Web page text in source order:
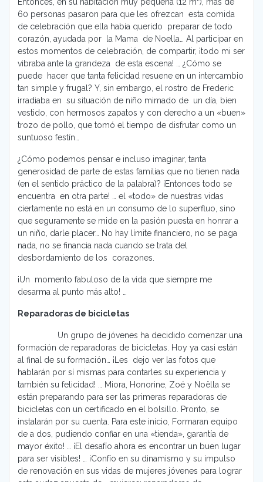
Entonces, en su habitación muy pequeña (12 m²), más de
60 personas pasaron para que les ofrezcan esta comida
de celebración que ella había querido preparar de todo
corazón, ayudada por la Mama de Noella… Al participar en
estos momentos de celebración, de compartir, ¡todo mi ser
vibraba ante la grandeza de esta escena! … ¿Cómo se
puede hacer que tanta felicidad resuene en un intercambio
tan simple y frugal? Y, sin embargo, el rostro de Frederic
irradiaba en su situación de niño mimado de un día, bien
vestido, con hermosos zapatos y con derecho a un «buen»
trozo de pollo, que tomó el tiempo de disfrutar como un
suntuoso festín…
¿Cómo podemos pensar e incluso imaginar, tanta
generosidad de parte de estas familias que no tienen nada
(en el sentido práctico de la palabra)? ¡Entonces todo se
encuentra en otra parte! … el «todo» de nuestras vidas
ciertamente no está en un consumo de lo superfluo, sino
que seguramente se mide en la pasión puesta en honrar a
un niño, darle placer… No hay límite financiero, no se paga
nada, no se financia nada cuando se trata del
desbordamiento de los corazones.
¡Un momento fabuloso de la vida que siempre me
desarma al punto más alto! …
Reparadoras de bicicletas
Un grupo de jóvenes ha decidido comenzar una
formación de reparadoras de bicicletas. Hoy ya casi están
al final de su formación… ¡Les dejo ver las fotos que
hablarán por sí mismas para contarles su experiencia y
también su felicidad! … Miora, Honorine, Zoé y Noëlla se
están preparando para ser las primeras reparadoras de
bicicletas con un certificado en el bolsillo. Pronto, se
instalarán por su cuenta. Para este inicio, Formaran equipo
de a dos, pudiendo confiar en una «tienda», garantía de
mayor éxito! … ¡El desafío ahora es encontrar un buen lugar
para ser visibles! … ¡Confío en su dinamismo y su impulso
de renovación en sus vidas de mujeres jóvenes para lograr